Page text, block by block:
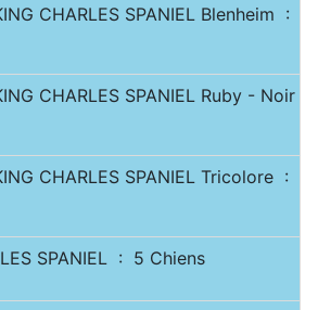
CHARLES SPANIEL Blenheim :
CHARLES SPANIEL Ruby - Noir
CHARLES SPANIEL Tricolore :
SPANIEL : 5 Chiens